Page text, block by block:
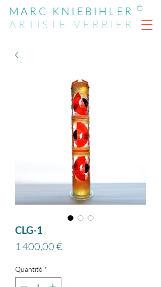
MARC KNIEBIHLER
ARTIST EVERRIER
CLG-1
1 400,00 €
Quantité *